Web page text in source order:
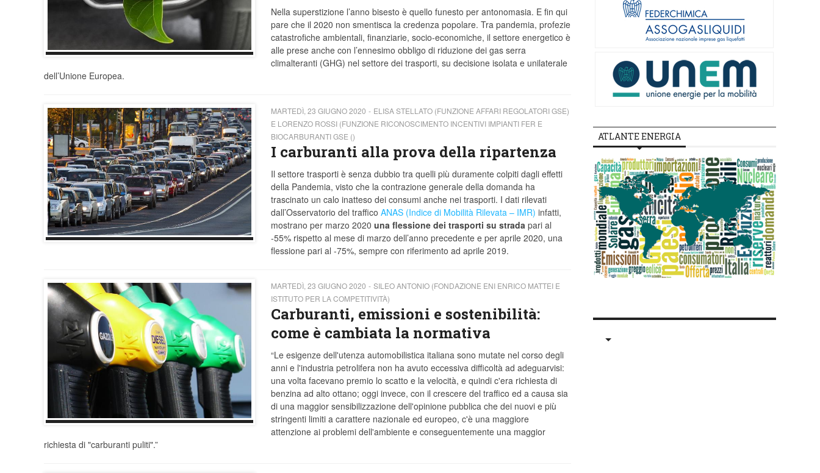
Nella superstizione l’anno bisesto è quello funesto per antonomasia. E fin qui
pare che il 2020 non smentisca la credenza popolare. Tra pandemia, profezie
catastrofiche ambientali, finanziarie, socio-economiche, il settore energetico è
alle prese anche con l’ennesimo obbligo di riduzione dei gas serra
climalteranti (GHG) nel settore dei trasporti, su decisione isolata e unilaterale
dell’Unione Europea.
MARTEDÌ, 23 GIUGNO 2020
ELISA STELLATO (FUNZIONE AFFARI REGOLATORI GSE)
E LORENZO ROSSI (FUNZIONE RICONOSCIMENTO INCENTIVI IMPIANTI FER E
BIOCARBURANTI GSE ()
I carburanti alla prova della ripartenza
Il settore trasporti è senza dubbio tra quelli più duramente colpiti dagli effetti
della Pandemia, visto che la contrazione generale della domanda ha
trascinato un calo inatteso dei consumi anche nei trasporti. I dati rilevati
dall’Osservatorio del traffico ANAS (Indice di Mobilità Rilevata – IMR) infatti,
mostrano per marzo 2020 una flessione dei trasporti su strada pari al
-55% rispetto al mese di marzo dell’anno precedente e per aprile 2020, una
flessione pari al -75%, sempre con riferimento ad aprile 2019.
MARTEDÌ, 23 GIUGNO 2020
SILEO ANTONIO (FONDAZIONE ENI ENRICO MATTEI E
ISTITUTO PER LA COMPETITIVITÀ)
Carburanti, emissioni e sostenibilità:
come è cambiata la normativa
“Le esigenze dell'utenza automobilistica italiana sono mutate nel corso degli
anni e l'industria petrolifera non ha avuto eccessiva difficoltà ad adeguarvisi:
una volta facevano premio lo scatto e la velocità, e quindi c'era richiesta di
benzina ad alto ottano; oggi invece, con il crescere del traffico ed a causa sia
di una maggior sensibilizzazione dell'opinione pubblica che dei nuovi e più
stringenti limiti a carattere nazionale ed europeo, c'è una maggiore
attenzione ai problemi dell'ambiente e conseguentemente una maggior
richiesta di "carburanti puliti".”
ATLANTE ENERGIA